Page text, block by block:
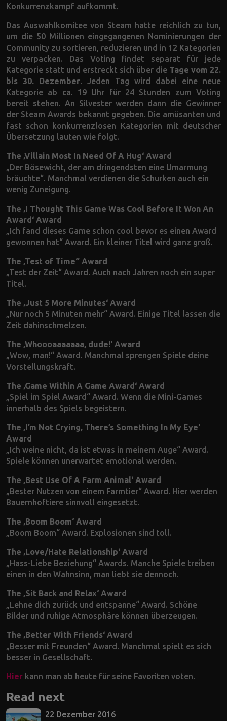
Konkurrenzkampf aufkommt.
Das Auswahlkomitee von Steam hatte reichlich zu tun,
um die 50 Millionen eingegangenen Nominierungen der
Community zu sortieren, reduzieren und in 12 Kategorien
zu verpacken. Das Voting findet separat für jede
Kategorie statt und erstreckt sich über die Tage vom 22.
bis 30. Dezember. Jeden Tag wird dabei eine neue
Kategorie ab ca. 19 Uhr für 24 Stunden zum Voting
bereit stehen. An Silvester werden dann die Gewinner
der Steam Awards bekannt gegeben. Die amüsanten und
fast schon konkurrenzlosen Kategorien mit deutscher
Übersetzung lauten wie folgt.
The ‚Villain Most In Need Of A Hug‘ Award
„Der Bösewicht, der am dringendsten eine Umarmung
bräuchte“. Manchmal verdienen die Schurken auch ein
wenig Zuneigung.
The ‚I Thought This Game Was Cool Before It Won An
Award‘ Award
„Ich fand dieses Game schon cool bevor es einen Award
gewonnen hat“ Award. Ein kleiner Titel wird ganz groß.
The ‚Test of Time“ Award
„Test der Zeit“ Award. Auch nach Jahren noch ein super
Titel.
The ‚Just 5 More Minutes‘ Award
„Nur noch 5 Minuten mehr“ Award. Einige Titel lassen die
Zeit dahinschmelzen.
The ‚Whoooaaaaaaa, dude!‘ Award
„Wow, man!“ Award. Manchmal sprengen Spiele deine
Vorstellungskraft.
The ‚Game Within A Game Award‘ Award
„Spiel im Spiel Award“ Award. Wenn die Mini-Games
innerhalb des Spiels begeistern.
The ‚I’m Not Crying, There’s Something In My Eye‘
Award
„Ich weine nicht, da ist etwas in meinem Auge“ Award.
Spiele können unerwartet emotional werden.
The ‚Best Use Of A Farm Animal‘ Award
„Bester Nutzen von einem Farmtier“ Award. Hier werden
Bauernhoftiere sinnvoll eingesetzt.
The ‚Boom Boom‘ Award
„Boom Boom“ Award. Explosionen sind toll.
The ‚Love/Hate Relationship‘ Award
„Hass-Liebe Beziehung“ Awards. Manche Spiele treiben
einen in den Wahnsinn, man liebt sie dennoch.
The ‚Sit Back and Relax‘ Award
„Lehne dich zurück und entspanne“ Award. Schöne
Bilder und ruhige Atmosphäre können überzeugen.
The ‚Better With Friends‘ Award
„Besser mit Freunden“ Award. Manchmal spielt es sich
besser in Gesellschaft.
Hier kann man ab heute für seine Favoriten voten.
Read next
22 Dezember 2016